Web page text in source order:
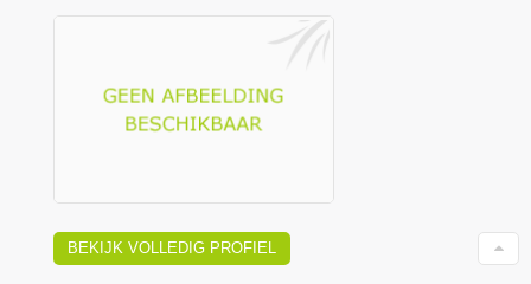
BEKIJK VOLLEDIG PROFIEL